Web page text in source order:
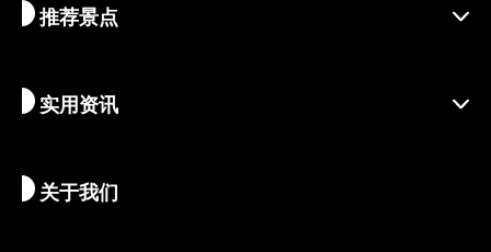
季节资讯
可持续旅游
旅行灵感
体验活动
艺术与文化
推荐景点
目的地
推荐行程
实用资讯
畅游京都
关于我们